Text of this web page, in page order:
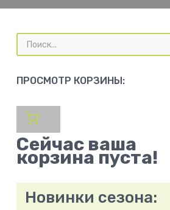
Поиск
товаров
ПРОСМОТР КОРЗИНЫ:
Сейчас ваша
корзина пуста!
Новинки сезона: